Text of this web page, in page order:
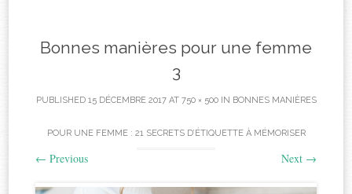
Bonnes manières pour une femme
3
PUBLISHED 15 DÉCEMBRE 2017AT 750 × 500IN BONNES MANIÈRES
POUR UNE FEMME : 21 SECRETS D’ÉTIQUETTE À MÉMORISER
← Previous Next →